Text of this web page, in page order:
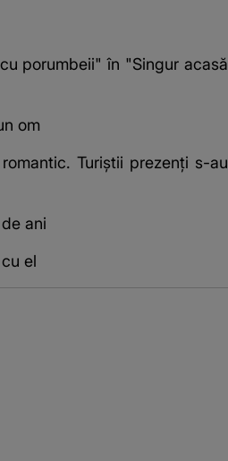
porumbeii" în "Singur acasă
om
Turiștii prezenți s-au
ani
el